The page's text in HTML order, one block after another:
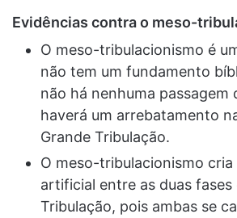
Evidências contra o meso-
O meso-tribulacionismo é
não tem um fundamento
não há nenhuma passagem
haverá um arrebatamento
Grande Tribulação.
O meso-tribulacionismo
artificial entre as duas fases
Tribulação, pois ambas se